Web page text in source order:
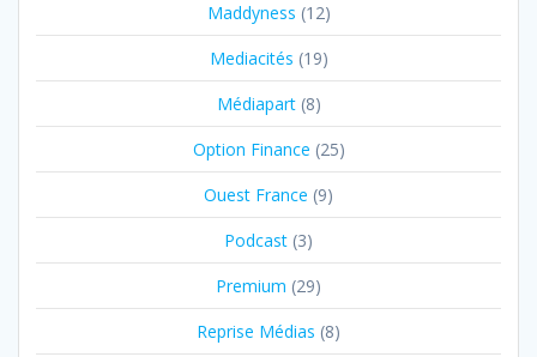
Maddyness (12)
Mediacités (19)
Médiapart(8)
Option Finance (25)
Ouest France (9)
Podcast (3)
Premium (29)
Reprise Médias (8)